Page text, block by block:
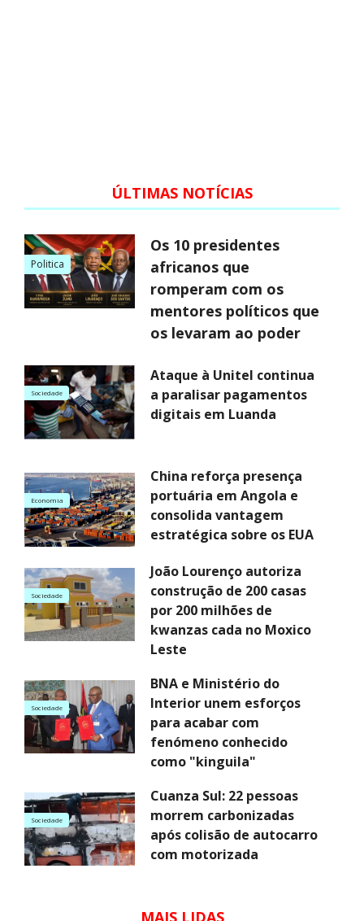
ÚLTIMAS NOTÍCIAS
Politica
Os 10 presidentes
africanos que
romperam com os
mentores políticos que
os levaram ao poder
Sociedade
Ataque à Unitel continua
a paralisar pagamentos
digitais em Luanda
Economia
China reforça presença
portuária em Angola e
consolida vantagem
estratégica sobre os EUA
Sociedade
João Lourenço autoriza
construção de 200 casas
por 200 milhões de
kwanzas cada no Moxico
Leste
Sociedade
BNA e Ministério do
Interior unem esforços
para acabar com
fenómeno conhecido
como "kinguila"
Sociedade
Cuanza Sul: 22 pessoas
morrem carbonizadas
após colisão de autocarro
com motorizada